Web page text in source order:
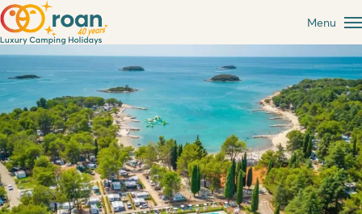
Menu